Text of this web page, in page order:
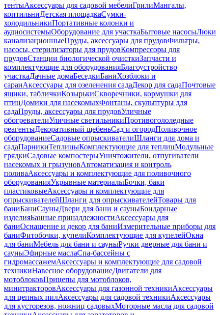
тентыАксессуары для садовой мебелиГрилиМангалы,
коптильниДетская площадкаСумки-
холодильникиПортативные колонки и
аудиосистемыОборудование для участкаБытовые насосыЛюки
канализационныеПруды, аксессуары для прудовФильтры,
насосы, стерилизаторы для прудовКомпрессоры для
прудовСтанции биологической очисткиЗапчасти и
комплектующие для оборудованияБлагоустройство
участкаДачные домаБеседкиБаниХозблоки и
сараиАксессуары для озеленения садаДекор для садаПочтовые
ящики, табличкиКозырькиСкворечники, кормушки для
птицДомики для насекомыхФонтаны, скульптуры для
садаПруды, аксессуары для прудовУличные
обогревателиУличные светильникиПротивогололедные
реагентыДекоративный щебеньСад и огородПоливочное
оборудованиеСадовые опрыскивателиШланги для дома и
садаПарникиТеплицыКомплектующие для теплицМодульные
грядкиСадовые компостерыУничтожители, отпугиватели
насекомых и грызуновАвтоматизация и контроль
поливаАксессуары и комплектующие для поливочного
оборудованияУкрывные материалыБочки, баки
пластиковыеАксессуары и комплектующие для
опрыскивателейШланги для опрыскивателейТовары для
баниБаниСауныДвери для бани и сауныБондарные
изделияБанные принадлежностиАксессуары для
баниОснащение и декор для баниИзмерительные приборы для
баниФитобочки, купелиКомплектующие для купелейОкна
для баниМебель для бани и сауныРучки дверные для бани и
сауныЭфирные маслаСпа-бассейны с
гидромассажемАксессуары и комплектующие для садовой
техникиНавесное оборудованиеДвигатели для
мотоблоковПрицепы для мотоблоков,
минитракторовАксессуары для газонной техникиАксессуары
для цепных пилАксессуары для садовой техникиАксессуары
для кусторезов, ножниц садовыхМоторные масла для садовой